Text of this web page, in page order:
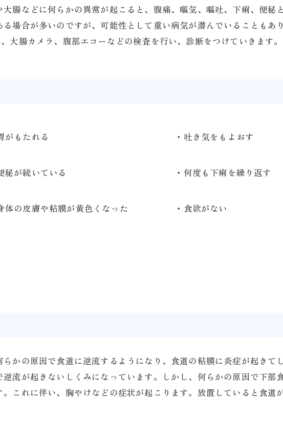
腸などに何らかの異常が起こると、腹痛、嘔気、嘔吐、下痢、便秘
場合が多いのですが、可能性として重い病気が潜んでいることもあ
腸カメラ、腹部エコーなどの検査を行い、診断をつけていきます。
がもたれる ・吐き気をもよおす
秘が続いている ・何度も下痢を繰り返す
体の皮膚や粘膜が黄色くなった ・食欲がない
かの原因で食道に逆流するようになり、食道の粘膜に炎症が起きて
流が起きないしくみになっています。しかし、何らかの原因で下部
これに伴い、胸やけなどの症状が起こります。放置していると食道